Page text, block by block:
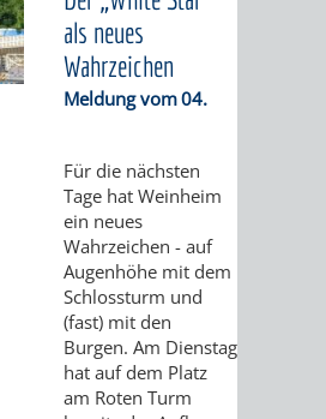
DENKMALSCHUTZBEHÖRDE
STEUERVORTEILE
SATZUNGEN
BEREICH
DENKMALSCHUTZ
GENEHMIGUNGSVERFAHREN
AKTUELLE
AUFSTELLUNGSVERFAHREN
RECHTSKRÄFTIGE
ERHALTUNGSSATZUNGEN
GESTALTUNGSSATZUNGEN
AKTUELLE
AUFSTELLUNGSVERFAHREN
GESTALTUNGSSATZUNGEN
RECHTSKRÄFTIGE
GESTALTUNGSSATZUNGEN
als neues
Wahrzeichen
Meldung vom04.
Für die nächsten
Tage hat Weinheim
ein neues
Wahrzeichen - auf
Augenhöhe mit dem
Schlossturm und
(fast) mit den
Burgen. Am Dienstag
hat auf dem Platz
am Roten Turm